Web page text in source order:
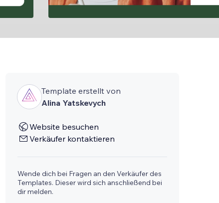
Template erstellt von
Alina Yatskevych
Website besuchen
Verkäufer kontaktieren
Wende dich bei Fragen an den Verkäufer des
Templates. Dieser wird sich anschließend bei
dir melden.